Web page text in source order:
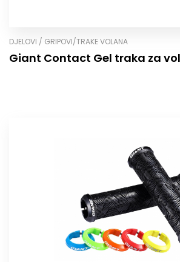
DJELOVI / GRIPOVI/TRAKE VOLANA
Giant Contact Gel traka za